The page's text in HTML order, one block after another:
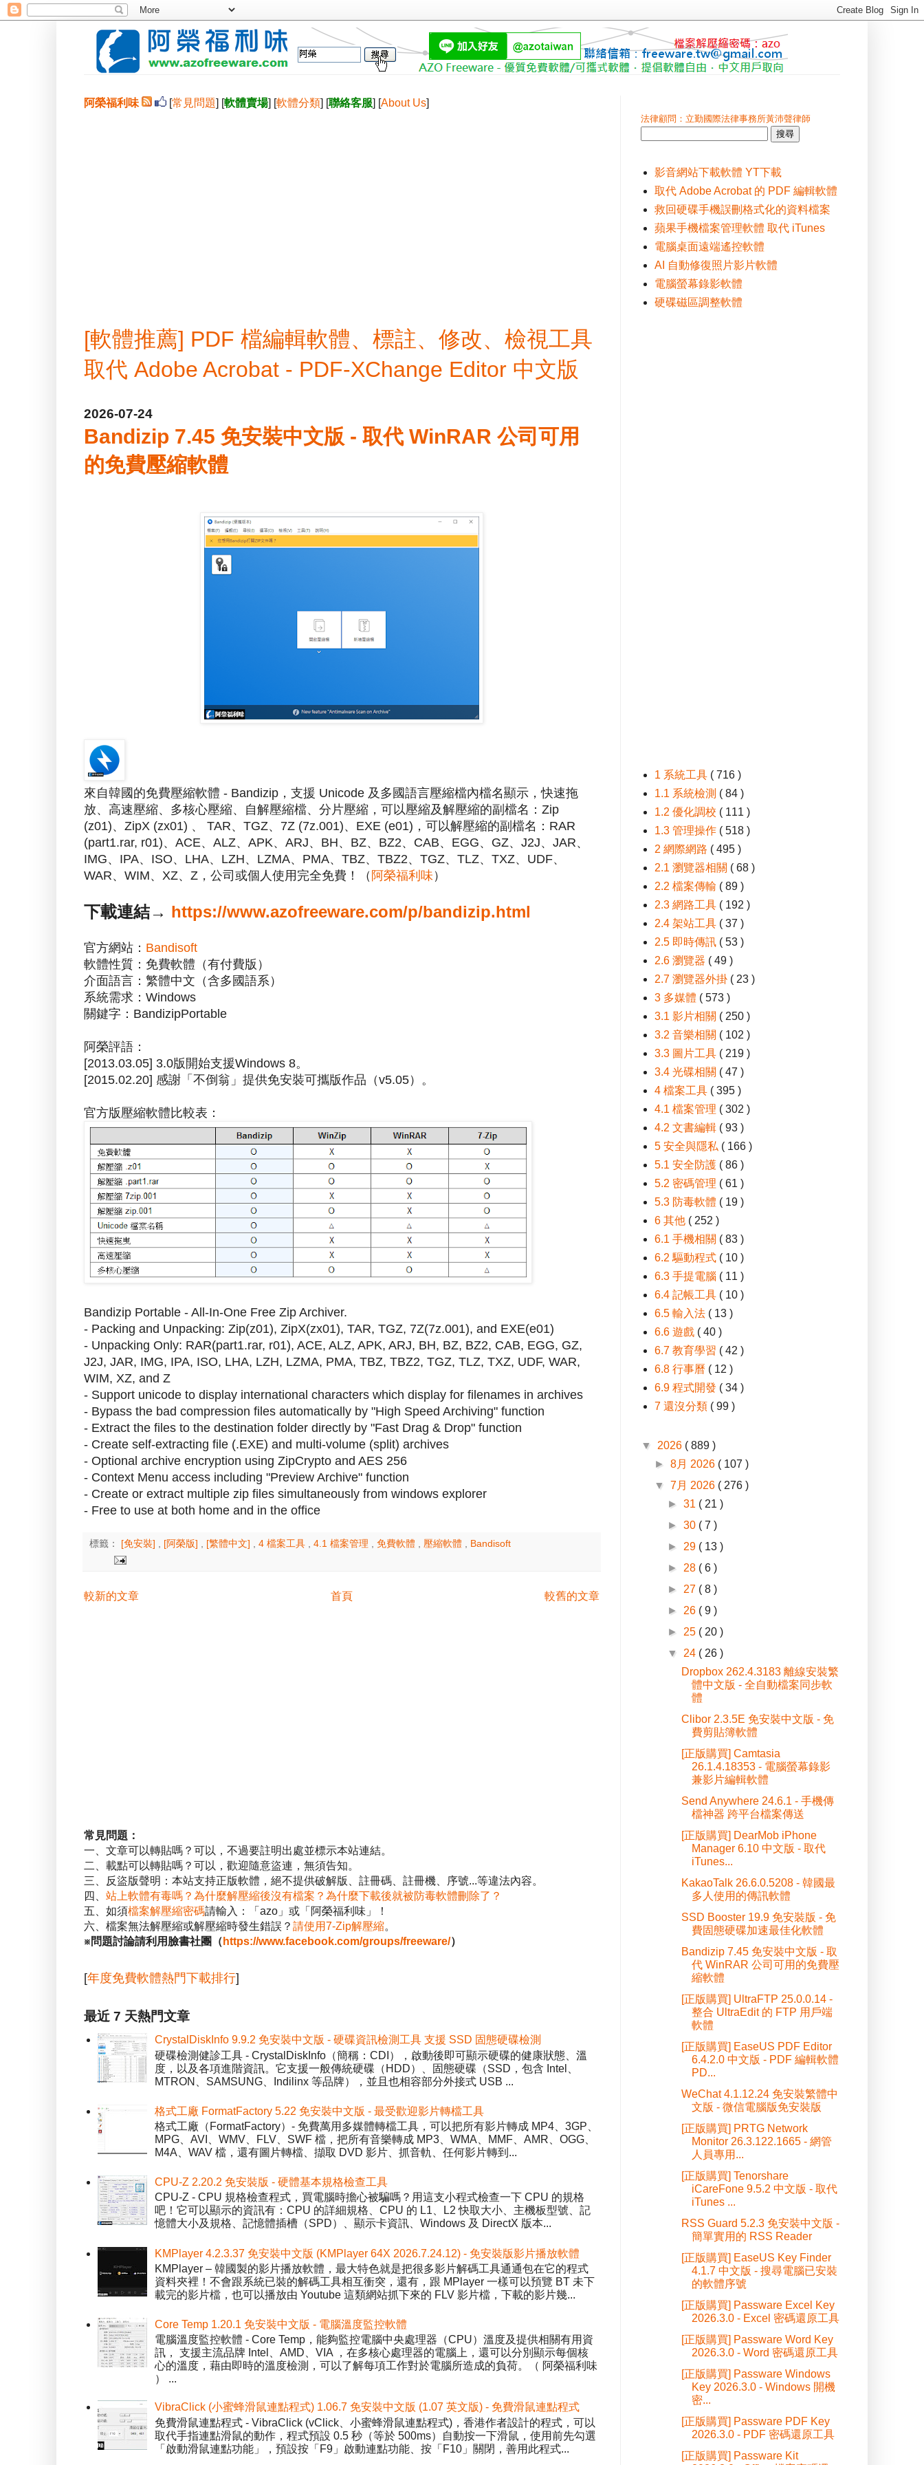
阿榮福利味 [常見問題] [軟體賣場] [軟體分類] [聯絡客服] [About Us]
[軟體推薦] PDF 檔編輯軟體、標註、修改、檢視工具
取代 Adobe Acrobat - PDF-XChange Editor 中文版
2026-07-24
Bandizip 7.45 免安裝中文版 - 取代 WinRAR 公司可用
的免費壓縮軟體
來自韓國的免費壓縮軟體 - Bandizip，支援 Unicode 及多國語言壓縮檔內檔名顯示，快速拖
放、高速壓縮、多核心壓縮、自解壓縮檔、分片壓縮，可以壓縮及解壓縮的副檔名：Zip
(z01)、ZipX (zx01) 、 TAR、TGZ、7Z (7z.001)、EXE (e01)，可以解壓縮的副檔名：RAR
(part1.rar, r01)、ACE、ALZ、APK、ARJ、BH、BZ、BZ2、CAB、EGG、GZ、J2J、JAR、
IMG、IPA、ISO、LHA、LZH、LZMA、PMA、TBZ、TBZ2、TGZ、TLZ、TXZ、UDF、
WAR、WIM、XZ、Z，公司或個人使用完全免費！（ 阿榮福利味 ）
下載連結→ https://www.azofreeware.com/p/bandizip.html
官方網站： Bandisoft
軟體性質：免費軟體（有付費版）
介面語言：繁體中文（含多國語系）
系統需求：Windows
關鍵字：BandizipPortable
阿榮評語：
[2013.03.05] 3.0版開始支援Windows 8。
[2015.02.20] 感謝「不倒翁」提供免安裝可攜版作品（v5.05）。
官方版壓縮軟體比較表：
Bandizip Portable - All-In-One Free Zip Archiver.
- Packing and Unpacking: Zip(z01), ZipX(zx01), TAR, TGZ, 7Z(7z.001), and EXE(e01)
- Unpacking Only: RAR(part1.rar, r01), ACE, ALZ, APK, ARJ, BH, BZ, BZ2, CAB, EGG, GZ,
J2J, JAR, IMG, IPA, ISO, LHA, LZH, LZMA, PMA, TBZ, TBZ2, TGZ, TLZ, TXZ, UDF, WAR,
WIM, XZ, and Z
- Support unicode to display international characters which display for filenames in archives
- Bypass the bad compression files automatically by "High Speed Archiving" function
- Extract the files to the destination folder directly by "Fast Drag & Drop" function
- Create self-extracting file (.EXE) and multi-volume (split) archives
- Optional archive encryption using ZipCrypto and AES 256
- Context Menu access including "Preview Archive" function
- Create or extract multiple zip files simultaneously from windows explorer
- Free to use at both home and in the office
標籤： [免安裝] [阿榮版] [繁體中文] 4 檔案工具 4.1 檔案管理 免費軟體 壓縮軟體 Bandisoft
較新的文章 較舊的文章
首頁
常見問題：
一、文章可以轉貼嗎？可以，不過要註明出處並標示本站連結。
二、載點可以轉貼嗎？可以，歡迎隨意盜連，無須告知。
三、反盜版聲明：本站支持正版軟體，絕不提供破解版、註冊碼、註冊機、序號...等違法內容。
四、 站上軟體有毒嗎？為什麼解壓縮後沒有檔案？為什麼下載後就被防毒軟體刪除了？
五、如須檔案解壓縮密碼請輸入：「azo」或「阿榮福利味」！
六、檔案無法解壓縮或解壓縮時發生錯誤？ 請使用7-Zip解壓縮。
※問題討論請利用臉書社團（ https://www.facebook.com/groups/freeware/）
[年度免費軟體熱門下載排行]
最近 7 天熱門文章
CrystalDiskInfo 9.9.2 免安裝中文版 - 硬碟資訊檢測工具 支援 SSD 固態硬碟檢測
硬碟檢測健診工具 - CrystalDiskInfo（簡稱：CDI），啟動後即可顯示硬碟的健康狀態、溫
度，以及各項進階資訊。它支援一般傳統硬碟（HDD）、固態硬碟（SSD，包含 Intel、
MTRON、SAMSUNG、Indilinx 等品牌），並且也相容部分外接式 USB ...
格式工廠 FormatFactory 5.22 免安裝中文版 - 最受歡迎影片轉檔工具
格式工廠（FormatFactory）- 免費萬用多媒體轉檔工具，可以把所有影片轉成 MP4、3GP、
MPG、AVI、WMV、FLV、SWF 檔，把所有音樂轉成 MP3、WMA、MMF、AMR、OGG、
M4A、WAV 檔，還有圖片轉檔、擷取 DVD 影片、抓音軌、任何影片轉到...
CPU-Z 2.20.2 免安裝版 - 硬體基本規格檢查工具
CPU-Z - CPU 規格檢查程式，買電腦時擔心被騙嗎？用這支小程式檢查一下 CPU 的規格
吧！它可以顯示的資訊有：CPU 的詳細規格、CPU 的 L1、L2 快取大小、主機板型號、記
憶體大小及規格、記憶體插槽（SPD）、顯示卡資訊、Windows 及 DirectX 版本...
KMPlayer 4.2.3.37 免安裝中文版 (KMPlayer 64X 2026.7.24.12) - 免安裝版影片播放軟體
KMPlayer – 韓國製的影片播放軟體，最大特色就是把很多影片解碼工具通通包在它的程式
資料夾裡！不會跟系統已裝的解碼工具相互衝突，還有，跟 MPlayer 一樣可以預覽 BT 未下
載完的影片檔，也可以播放由 Youtube 這類網站抓下來的 FLV 影片檔，下載的影片幾...
Core Temp 1.20.1 免安裝中文版 - 電腦溫度監控軟體
電腦溫度監控軟體 - Core Temp，能夠監控電腦中央處理器（CPU）溫度及提供相關有用資
訊， 支援主流品牌 Intel、AMD、VIA ，在多核心處理器的電腦上，還可以分別顯示每個核
心的溫度，藉由即時的溫度檢測，可以了解每項工作對於電腦所造成的負荷。（ 阿榮福利味
） ...
VibraClick (小蜜蜂滑鼠連點程式) 1.06.7 免安裝中文版 (1.07 英文版) - 免費滑鼠連點程式
免費滑鼠連點程式 - VibraClick (vClick、小蜜蜂滑鼠連點程式)，香港作者設計的程式，可以
取代手指連點滑鼠的動作，程式預設 0.5 秒（等於 500ms）自動按一下滑鼠，使用前先勾選
「啟動滑鼠連點功能」，預設按「F9」啟動連點功能、按「F10」關閉，善用此程式...
法律顧問：立勤國際法律事務所黃沛聲律師
影音網站下載軟體 YT下載
取代 Adobe Acrobat 的 PDF 編輯軟體
救回硬碟手機誤刪格式化的資料檔案
蘋果手機檔案管理軟體 取代 iTunes
電腦桌面遠端遙控軟體
AI 自動修復照片影片軟體
電腦螢幕錄影軟體
硬碟磁區調整軟體
1 系統工具 ( 716 )
1.1 系統檢測 ( 84 )
1.2 優化調校 ( 111 )
1.3 管理操作 ( 518 )
2 網際網路 ( 495 )
2.1 瀏覽器相關 ( 68 )
2.2 檔案傳輸 ( 89 )
2.3 網路工具 ( 192 )
2.4 架站工具 ( 37 )
2.5 即時傳訊 ( 53 )
2.6 瀏覽器 ( 49 )
2.7 瀏覽器外掛 ( 23 )
3 多媒體 ( 573 )
3.1 影片相關 ( 250 )
3.2 音樂相關 ( 102 )
3.3 圖片工具 ( 219 )
3.4 光碟相關 ( 47 )
4 檔案工具 ( 395 )
4.1 檔案管理 ( 302 )
4.2 文書編輯 ( 93 )
5 安全與隱私 ( 166 )
5.1 安全防護 ( 86 )
5.2 密碼管理 ( 61 )
5.3 防毒軟體 ( 19 )
6 其他 ( 252 )
6.1 手機相關 ( 83 )
6.2 驅動程式 ( 10 )
6.3 手提電腦 ( 11 )
6.4 記帳工具 ( 10 )
6.5 輸入法 ( 13 )
6.6 遊戲 ( 40 )
6.7 教育學習 ( 42 )
6.8 行事曆 ( 12 )
6.9 程式開發 ( 34 )
7 還沒分類 ( 99 )
▼ 2026 ( 889 )
►8月 2026 ( 107 )
▼7月 2026 ( 276 )
►31 ( 21 )
►30 ( 7 )
► 29 ( 13 )
► 28 ( 6 )
► 27 ( 8 )
► 26 ( 9 )
► 25 ( 20 )
▼ 24 ( 26 )
Dropbox 262.4.3183 離線安裝繁
體中文版 - 全自動檔案同步軟
體
Clibor 2.3.5E 免安裝中文版 - 免
費剪貼簿軟體
[正版購買] Camtasia
26.1.4.18353 - 電腦螢幕錄影
兼影片編輯軟體
Send Anywhere 24.6.1 - 手機傳
檔神器 跨平台檔案傳送
[正版購買] DearMob iPhone
Manager 6.10 中文版 - 取代
iTunes...
KakaoTalk 26.6.0.5208 - 韓國最
多人使用的傳訊軟體
SSD Booster 19.9 免安裝版 - 免
費固態硬碟加速最佳化軟體
Bandizip 7.45 免安裝中文版 - 取
代 WinRAR 公司可用的免費壓
縮軟體
[正版購買] UltraFTP 25.0.0.14 -
整合 UltraEdit 的 FTP 用戶端
軟體
[正版購買] EaseUS PDF Editor
6.4.2.0 中文版 - PDF 編輯軟體
PD...
WeChat 4.1.12.24 免安裝繁體中
文版 - 微信電腦版免安裝版
[正版購買] PRTG Network
Monitor 26.3.122.1665 - 網管
人員專用...
[正版購買] Tenorshare
iCareFone 9.5.2 中文版 - 取代
iTunes ...
RSS Guard 5.2.3 免安裝中文版 -
簡單實用的 RSS Reader
[正版購買] EaseUS Key Finder
4.1.7 中文版 - 搜尋電腦已安裝
的軟體序號
[正版購買] Passware Excel Key
2026.3.0 - Excel 密碼還原工具
[正版購買] Passware Word Key
2026.3.0 - Word 密碼還原工具
[正版購買] Passware Windows
Key 2026.3.0 - Windows 開機
密...
[正版購買] Passware PDF Key
2026.3.0 - PDF 密碼還原工具
[正版購買] Passware Kit